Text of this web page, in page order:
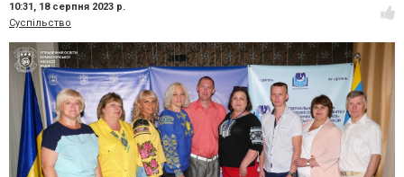
10:31, 18 серпня 2023 р.
Суспільство